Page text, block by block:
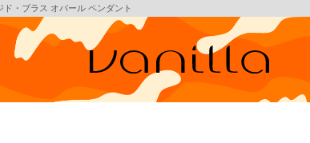
・ブラス オパール ペンダント